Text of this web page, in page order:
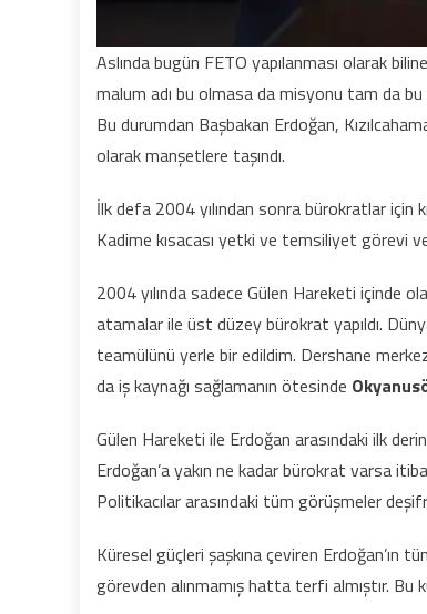
Aslında bugün FETO yapılanması olarak
malum adı bu olmasa da misyonu tam da bu
Bu durumdan Başbakan Erdoğan,
olarak manşetlere taşındı.
İlk defa 2004 yılından sonra bürokratlar için
Kadime kısacası yetki ve temsiliyet görevi
2004 yılında sadece Gülen Hareketi içinde
atamalar ile üst düzey bürokrat yapıldı.
teamülünü yerle bir edildim. Dershane
da iş kaynağı sağlamanın ötesinde
Gülen Hareketi ile Erdoğan arasındaki ilk
Erdoğan’a yakın ne kadar bürokrat varsa
Politikacılar arasındaki tüm görüşmeler
Küresel güçleri şaşkına çeviren Erdoğan’ın
görevden alınmamış hatta terfi almıştır. Bu